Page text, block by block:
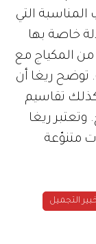
المناسبة التي
خاصة بها
من المكياج مع
توضح ريغا أن
تقاسيم
ريغا
متنوّعة
التجميل